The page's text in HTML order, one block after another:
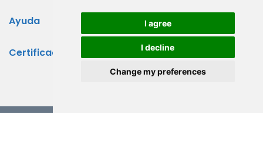
I agree
I decline
Change my preferences
Ayuda
Certificados